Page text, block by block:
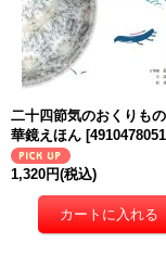
二十四節気のおくりも
華鏡えほん [4910478051
1,320円(税込)